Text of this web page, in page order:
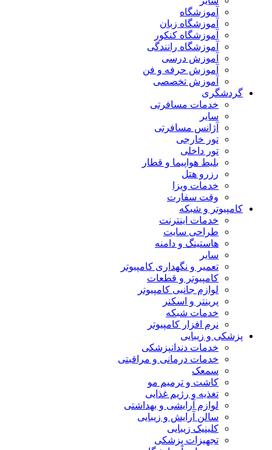
آموزشگاه
آموزشگاه زبان
آموزشگاه کنکور
آموزشگاه رانندگی
آموزش درسی
آموزش حرفه و فن
آموزش تخصصی
گردشگری
خدمات مسافرتی
سایر
آژانس مسافرتی
تور خارجی
تور داخلی
بلیط هواپیما و قطار
رزرو هتل
خدمات ویزا
وقت سفارت
کامپیوتر و شبکه
خدمات اینترنت
طراحی سایت
هاستینگ و دامنه
سایر
تعمیر و نگهداری کامپیوتر
کامپیوتر و قطعات
لوازم جانبی کامپیوتر
پرینتر و اسکنر
خدمات شبکه
نرم افزار کامپیوتر
پزشکی و زیبایی
خدمات دندانپزشکی
خدمات درمانی و مراقبتی
سمعک
کاشت و ترمیم مو
تغذیه و رژیم غذایی
لوازم آرایشی و بهداشتی
سالن آرایش و زیبایی
کلینیک زیبایی
تجهیزات پزشکی